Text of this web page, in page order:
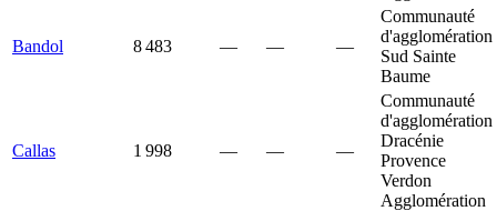
Bandol 8 483 — — —
Communauté
d'agglomération
Sud Sainte
Baume
Callas 1 998 — — —
Communauté
d'agglomération
Dracénie
Provence
Verdon
Agglomération